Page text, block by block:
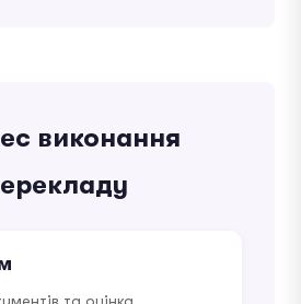
виконання